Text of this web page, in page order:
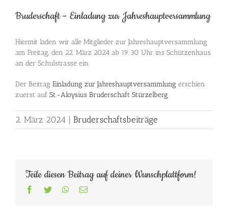
Bruderschaft – Einladung zur Jahreshauptversammlung
Hiermit laden wir alle Mitglieder zur Jahreshauptversammlung
am Freitag, den 22. März 2024 ab 19:30 Uhr ins Schützenhaus
an der Schulstrasse ein.
Der Beitrag Einladung zur Jahreshauptversammlung erschien
zuerst auf St.-Aloysius Bruderschaft Stürzelberg.
2. März 2024 | Bruderschaftsbeiträge
Teile diesen Beitrag auf deiner Wunschplattform!
Facebook
Twitter WhatsApp
E-